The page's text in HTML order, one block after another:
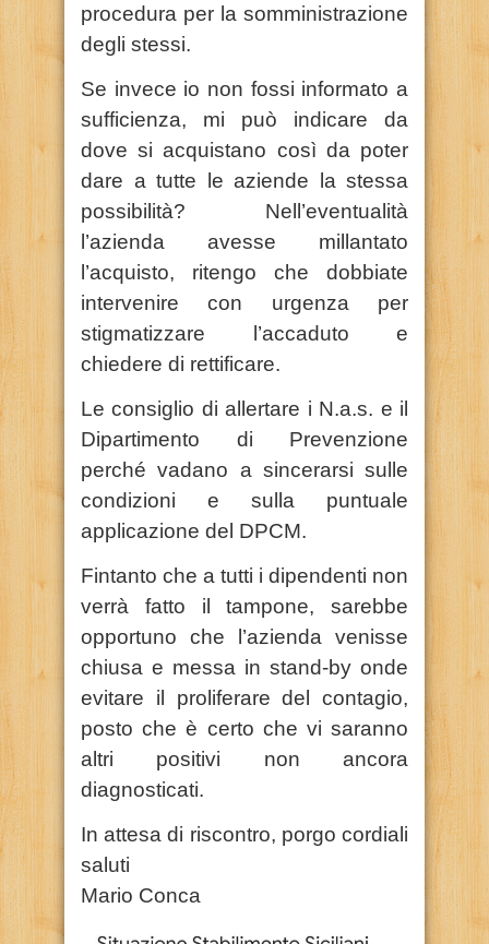
procedura per la somministrazione
degli stessi.
Se invece io non fossi informato a
sufficienza, mi può indicare da
dove si acquistano così da poter
dare a tutte le aziende la stessa
possibilità? Nell’eventualità
l’azienda avesse millantato
l’acquisto, ritengo che dobbiate
intervenire con urgenza per
stigmatizzare l’accaduto e
chiedere di rettificare.
Le consiglio di allertare i N.a.s. e il
Dipartimento di Prevenzione
perché vadano a sincerarsi sulle
condizioni e sulla puntuale
applicazione del DPCM.
Fintanto che a tutti i dipendenti non
verrà fatto il tampone, sarebbe
opportuno che l’azienda venisse
chiusa e messa in stand-by onde
evitare il proliferare del contagio,
posto che è certo che vi saranno
altri positivi non ancora
diagnosticati.
In attesa di riscontro, porgo cordiali
saluti
Mario Conca